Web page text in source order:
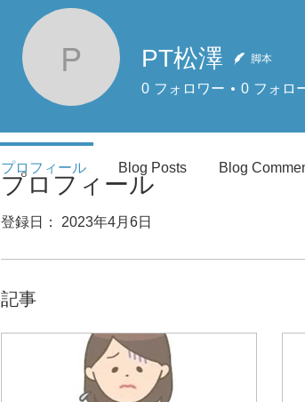
プロフィール
登録日： 2023年4月6日
記事
PT松澤PT松澤 脚本
0 フォロワー 0 フォロ
プロフィール Blog Posts Blog